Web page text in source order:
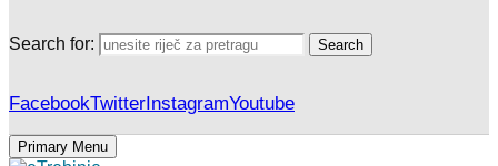
Search for: Search
FacebookTwitterInstagramYoutube
Primary Menu